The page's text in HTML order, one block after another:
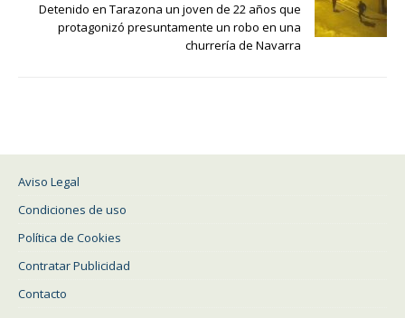
Detenido en Tarazona un joven de 22 años que
protagonizó presuntamente un robo en una
churrería de Navarra
Aviso Legal
Condiciones de uso
Política de Cookies
Contratar Publicidad
Contacto